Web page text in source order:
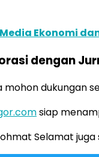
Ekonomi
dengan
dukungan
siap
Selamat